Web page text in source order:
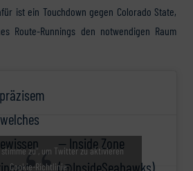
ist ein Touchdown gegen Colorado State,
Route-Runnings den notwendigen Raum
— Inside Zone
(@InsideSeahawks)
zu", um Twitter zu aktivieren
Cookie-Richtlinie